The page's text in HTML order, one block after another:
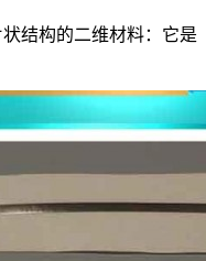
结构的二维材料：它是